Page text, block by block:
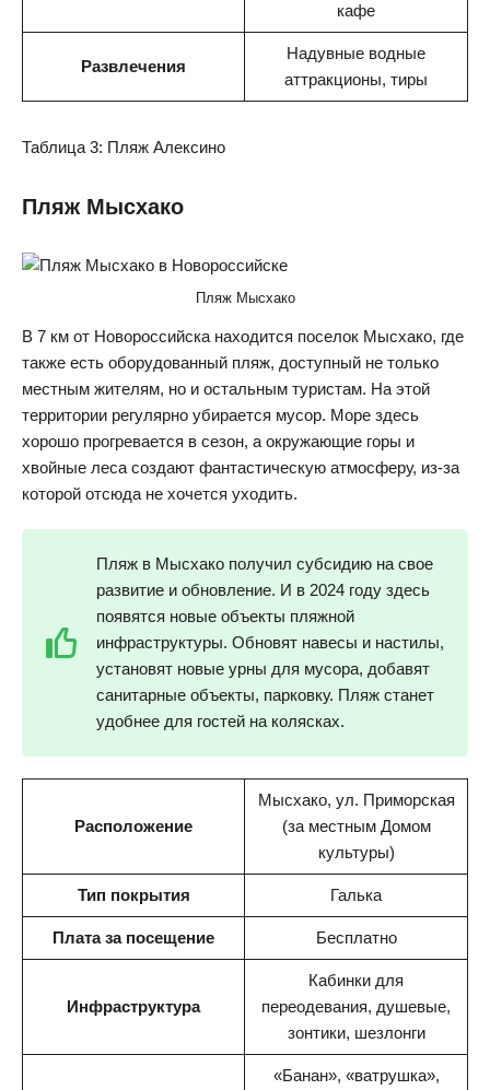
кафе
Развлечения
Надувные водные
аттракционы, тиры
Таблица 3: Пляж Алексино
Пляж Мысхако
Пляж Мысхако
В 7 км от Новороссийска находится поселок Мысхако, где
также есть оборудованный пляж, доступный не только
местным жителям, но и остальным туристам. На этой
территории регулярно убирается мусор. Море здесь
хорошо прогревается в сезон, а окружающие горы и
хвойные леса создают фантастическую атмосферу, из-за
которой отсюда не хочется уходить.
Пляж в Мысхако получил субсидию на свое
развитие и обновление. И в 2024 году здесь
появятся новые объекты пляжной
инфраструктуры. Обновят навесы и настилы,
установят новые урны для мусора, добавят
санитарные объекты, парковку. Пляж станет
удобнее для гостей на колясках.
Расположение
Мысхако, ул. Приморская
(за местным Домом
культуры)
Тип покрытия Галька
Плата за посещение Бесплатно
Инфраструктура
Кабинки для
переодевания, душевые,
зонтики, шезлонги
«Банан», «ватрушка»,